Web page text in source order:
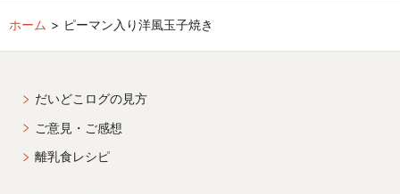
ホーム ピーマン入り洋風玉子焼き
だいどこログの見方
ご意見・ご感想
離乳食レシピ